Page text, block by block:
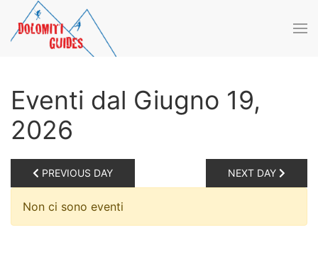
Skip to main content
Eventi dal Giugno 19,
2026
PREVIOUS DAY NEXT DAY
Non ci sono eventi